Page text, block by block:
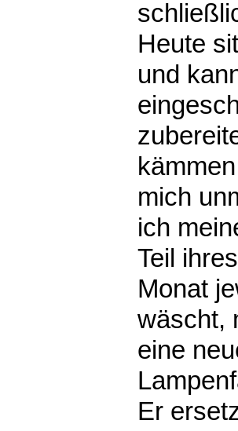
Heute
und
mich
ich
Teil
Monat
wäscht,
eine
Er